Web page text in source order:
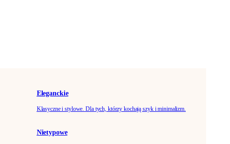
Eleganckie
Klasyczne i stylowe. Dla tych, którzy kochają szyk i minimalizm.
Nietypowe